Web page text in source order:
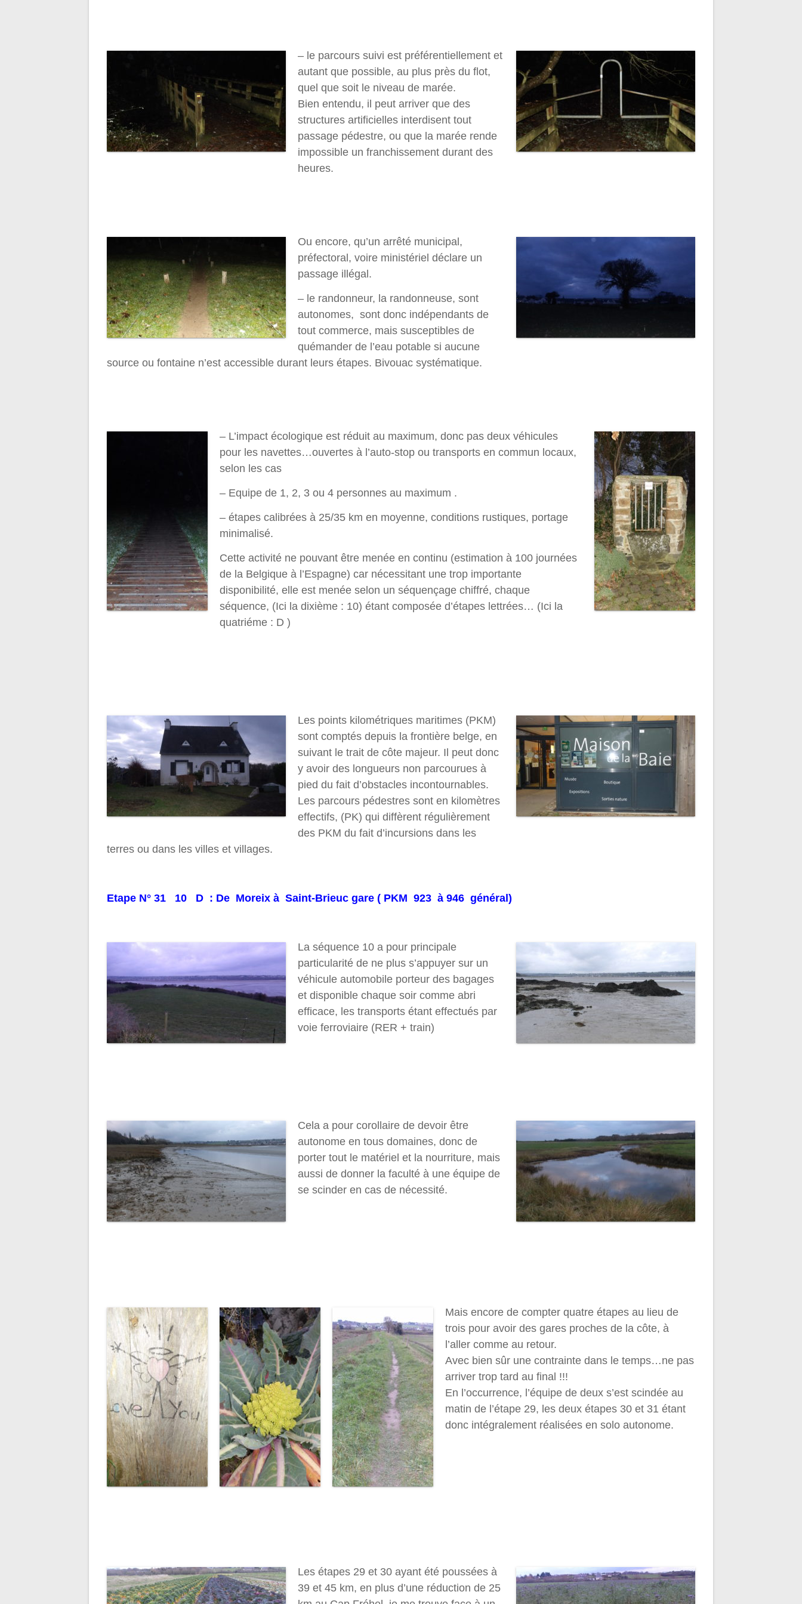
– le parcours suivi est préférentiellement et
autant que possible, au plus près du flot,
quel que soit le niveau de marée.
Bien entendu, il peut arriver que des
structures artificielles interdisent tout
passage pédestre, ou que la marée rende
impossible un franchissement durant des
heures.
Ou encore, qu’un arrêté municipal,
préfectoral, voire ministériel déclare un
passage illégal.
– le randonneur, la randonneuse, sont
autonomes, sont donc indépendants de
tout commerce, mais susceptibles de
quémander de l’eau potable si aucune
source ou fontaine n’est accessible durant leurs étapes. Bivouac systématique.
– L’impact écologique est réduit au maximum, donc pas deux véhicules
pour les navettes…ouvertes à l’auto-stop ou transports en commun locaux,
selon les cas
– Equipe de 1, 2, 3 ou 4 personnes au maximum .
– étapes calibrées à 25/35 km en moyenne, conditions rustiques, portage
minimalisé.
Cette activité ne pouvant être menée en continu (estimation à 100 journées
de la Belgique à l’Espagne) car nécessitant une trop importante
disponibilité, elle est menée selon un séquençage chiffré, chaque
séquence, (Ici la dixième : 10) étant composée d’étapes lettrées… (Ici la
quatriéme : D )
Les points kilométriques maritimes (PKM)
sont comptés depuis la frontière belge, en
suivant le trait de côte majeur. Il peut donc
y avoir des longueurs non parcourues à
pied du fait d’obstacles incontournables.
Les parcours pédestres sont en kilomètres
effectifs, (PK) qui diffèrent régulièrement
des PKM du fait d’incursions dans les
terres ou dans les villes et villages.
Etape N° 31 10 D : De Moreix à Saint-Brieuc gare ( PKM 923 à 946 général)
La séquence 10 a pour principale
particularité de ne plus s’appuyer sur un
véhicule automobile porteur des bagages
et disponible chaque soir comme abri
efficace, les transports étant effectués par
voie ferroviaire (RER + train)
Cela a pour corollaire de devoir être
autonome en tous domaines, donc de
porter tout le matériel et la nourriture, mais
aussi de donner la faculté à une équipe de
se scinder en cas de nécessité.
Mais encore de compter quatre étapes au lieu de
trois pour avoir des gares proches de la côte, à
l’aller comme au retour.
Avec bien sûr une contrainte dans le temps…ne pas
arriver trop tard au final !!!
En l’occurrence, l’équipe de deux s’est scindée au
matin de l’étape 29, les deux étapes 30 et 31 étant
donc intégralement réalisées en solo autonome.
Les étapes 29 et 30 ayant été poussées à
39 et 45 km, en plus d’une réduction de 25